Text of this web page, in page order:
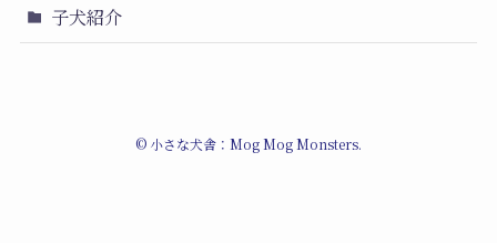
子犬紹介
© 小さな犬舎：Mog Mog Monsters.